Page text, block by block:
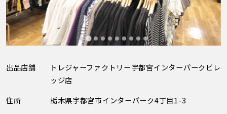
出品店舗
トレジャーファクトリー宇都宮インターパークビレ
ッジ店
住所
栃木県宇都宮市インターパーク4丁目1-3